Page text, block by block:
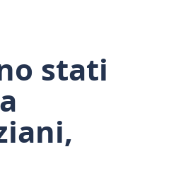
stati